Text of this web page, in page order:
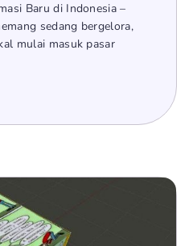
Baru di Indonesia –
sedang bergelora,
mulai masuk pasar